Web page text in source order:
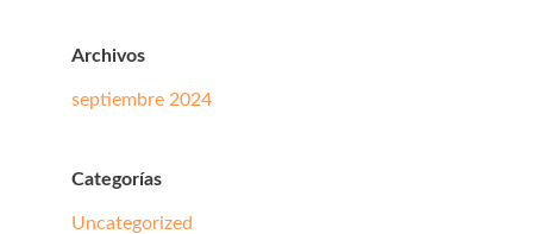
Archivos
septiembre 2024
Categorías
Uncategorized